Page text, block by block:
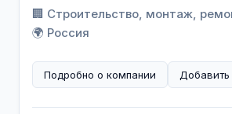
🏢 Строительство, монтаж,
🌍 Россия
Подробно о компании Добавить